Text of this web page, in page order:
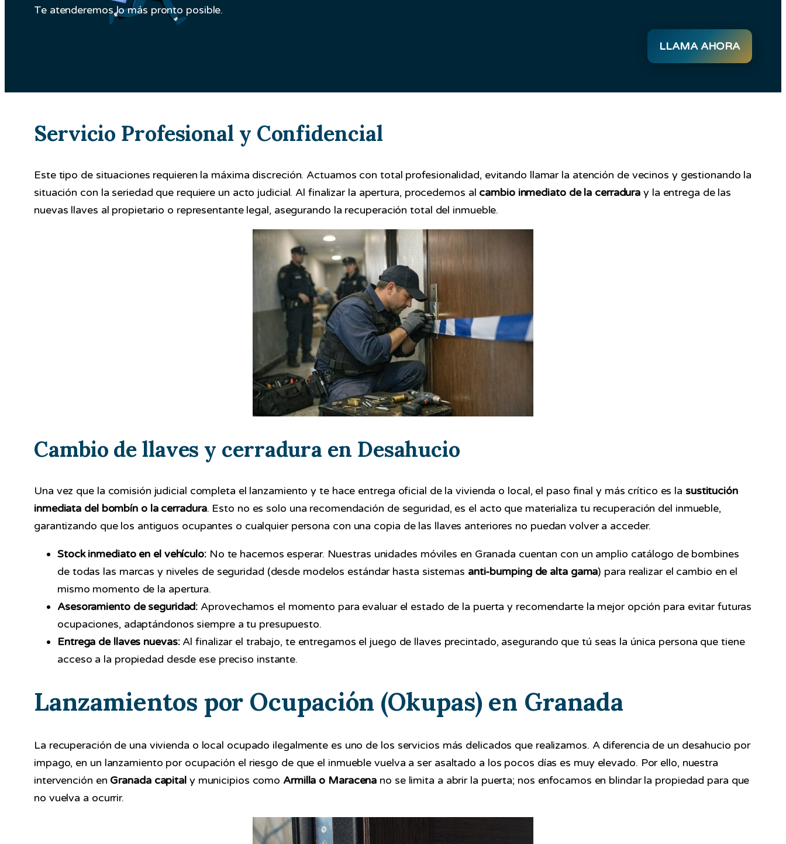
Te atenderemos lo más pronto posible.
LLAMA AHORA
Servicio Profesional y Confidencial
Este tipo de situaciones requieren la máxima discreción. Actuamos con total profesionalidad, evitando llamar la atención de vecinos y gestionando la
situación con la seriedad que requiere un acto judicial. Al finalizar la apertura, procedemos al cambio inmediato de la cerradura y la entrega de las
nuevas llaves al propietario o representante legal, asegurando la recuperación total del inmueble.
Cambio de llaves y cerradura en Desahucio
Una vez que la comisión judicial completa el lanzamiento y te hace entrega oficial de la vivienda o local, el paso final y más crítico es la sustitución
inmediata del bombín o la cerradura. Esto no es solo una recomendación de seguridad, es el acto que materializa tu recuperación del inmueble,
garantizando que los antiguos ocupantes o cualquier persona con una copia de las llaves anteriores no puedan volver a acceder.
Stock inmediato en el vehículo:No te hacemos esperar. Nuestras unidades móviles en Granada cuentan con un amplio catálogo de bombines
de todas las marcas y niveles de seguridad (desde modelos estándar hasta sistemas anti-bumping de alta gama) para realizar el cambio en el
mismo momento de la apertura.
Asesoramiento de seguridad: Aprovechamos el momento para evaluar el estado de la puerta y recomendarte la mejor opción para evitar futuras
ocupaciones, adaptándonos siempre a tu presupuesto.
Entrega de llaves nuevas:Al finalizar el trabajo, te entregamos el juego de llaves precintado, asegurando que tú seas la única persona que tiene
acceso a la propiedad desde ese preciso instante.
Lanzamientos por Ocupación (Okupas) en Granada
La recuperación de una vivienda o local ocupado ilegalmente es uno de los servicios más delicados que realizamos. A diferencia de un desahucio por
impago, en un lanzamiento por ocupación el riesgo de que el inmueble vuelva a ser asaltado a los pocos días es muy elevado. Por ello, nuestra
intervención en Granada capitaly municipios como Armilla o Maracena no se limita a abrir la puerta; nos enfocamos en blindar la propiedad para que
no vuelva a ocurrir.